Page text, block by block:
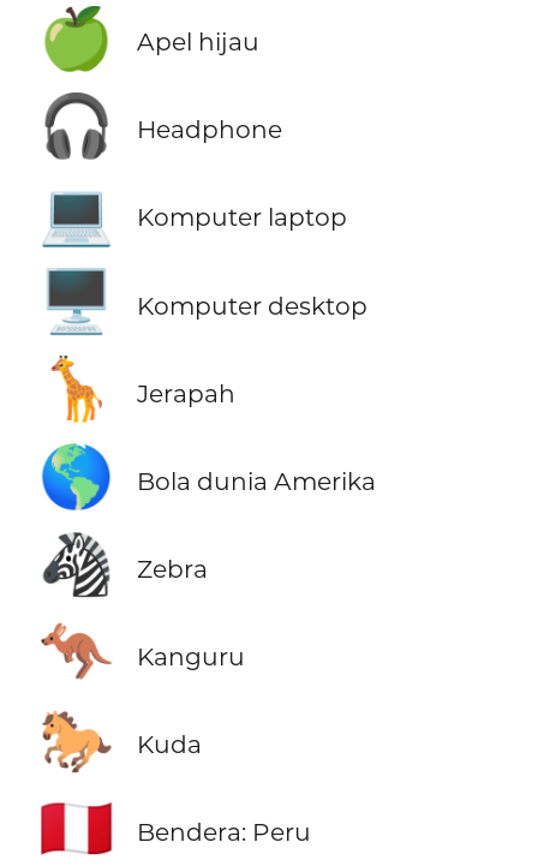
🍏 Apel hijau
🎧 Headphone
💻 Komputer laptop
🖥️ Komputer desktop
🦒 Jerapah
🌎 Bola dunia Amerika
🦓 Zebra
🦘 Kanguru
🐎 Kuda
🇵🇪 Bendera: Peru